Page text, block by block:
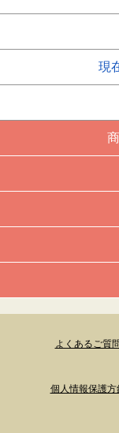
現
よくあるご質
個人情報保護方